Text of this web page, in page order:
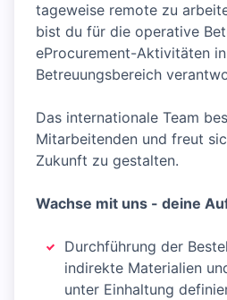
tageweise remote zu
bist du für die operative
eProcurement-Aktivitäten
Betreuungsbereich
Das internationale Team
Mitarbeitenden und freut
Zukunft zu gestalten.
Wachse mit uns - deine
Durchführung der
indirekte Materialien
unter Einhaltung